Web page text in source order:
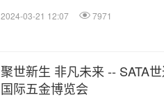
2024-03-21 12:07 7971
聚世新生 非凡未来 -- SATA
国际五金博览会